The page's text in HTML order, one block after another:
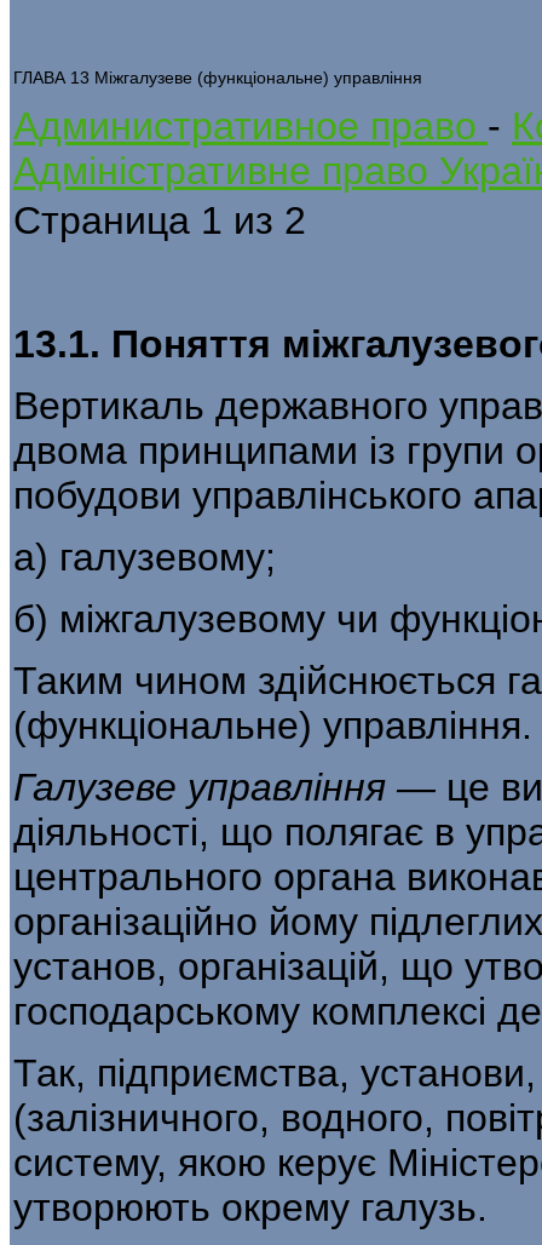
ГЛАВА 13 Міжгалузеве (функціональне) управління
Административное право -
Адміністративне право
Страница 1 из 2
13.1. Поняття
Вертикаль державного
двома прин­ципами із групи
побудови управлінського
а) галузевому;
б) міжгалузевому чи
Таким чином здійснюється
(функціональне) управління.
Галузеве управління — це
діяльності, що полягає в
центрального органа
організаційно йому
установ, організацій, що
госпо­дарському комплексі
Так, підприємства, установи,
(залізничного, водного,
систему, якою керує
утворюють окрему галузь.